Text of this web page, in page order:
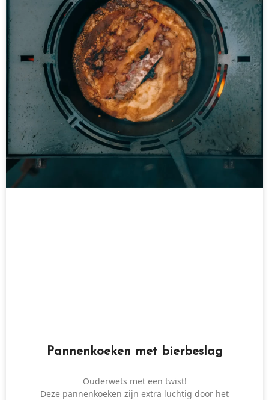
Pannenkoeken met bierbeslag
Ouderwets met een twist!
Deze pannenkoeken zijn extra luchtig door het